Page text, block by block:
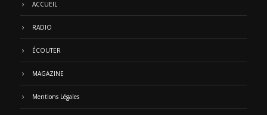
ACCUEIL
RADIO
ÉCOUTER
MAGAZINE
Mentions Légales